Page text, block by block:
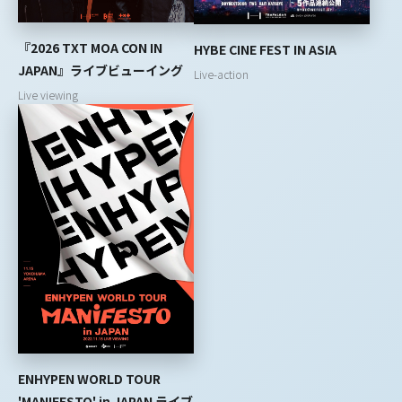
『2026 TXT MOA CON IN
JAPAN』ライブビューイング
Live viewing
HYBE CINE FEST IN ASIA
Live-action
ENHYPEN WORLD TOUR